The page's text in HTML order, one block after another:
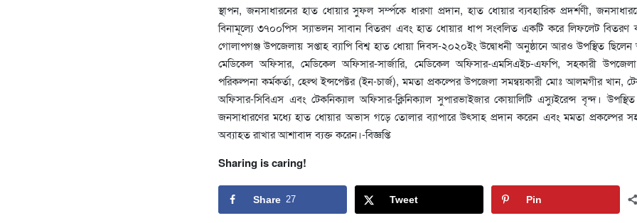
স্থাপন, জনসাধারনের হাত ধোয়ার সুফল সর্ম্পকে ধারণা প্রদান, হাত ধোয়ার ব্যবহারিক প্রদর্শণী,
বিনামূল্যে ৩৭০০পিস স্যাভলন সাবান বিতরণ এবং হাত ধোয়ার ধাপ সংবলিত একটি করে লিফলেট বিতরণ
গোলাপগঞ্জ উপজেলায় সপ্তাহ ব্যাপি বিশ্ব হাত ধোয়া দিবস-২০২০ইং উদ্বোধনী অনুষ্ঠানে আরও উপস্থিত
মেডিকেল অফিসার, মেডিকেল অফিসার-সার্জারি, মেডিকেল অফিসার-এমসিএইচ-এফপি, সহকারী
পরিকল্পনা কর্মকর্তা, হেল্থ ইন্সপেক্টর (ইন-চার্জ), মমতা প্রকল্পের উপজেলা সমন্বয়কারী মোঃ আলমগীর খান,
অফিসার-সিবিএস এবং টেকনিক্যাল অফিসার-ক্লিনিক্যাল সুপারভাইজার কোয়ালিটি এস্যুইরেন্স বৃন্দ।
জনসাধারণের মধ্যে হাত ধোয়ার অভাস গড়ে তোলার ব্যাপারে উৎসাহ প্রদান করেন এবং মমতা প্রকল্পের
অব্যাহত রাখার আশাবাদ ব্যক্ত করেন।-বিজ্ঞপ্তি
Sharing is caring!
Share 27 Tweet Pin